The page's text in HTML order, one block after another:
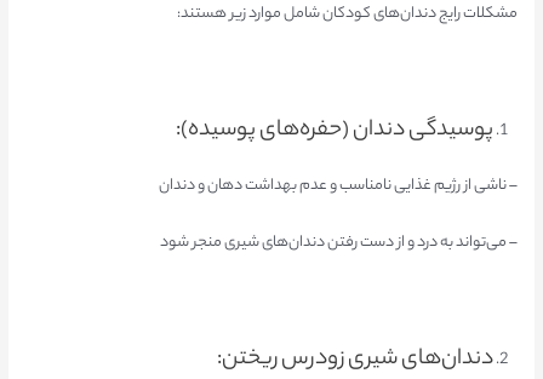
مشکلات رایج دندان‌های کودکان شامل موارد زیر هستند:
پوسیدگی دندان (حفره‌های پوسیده):
– ناشی از رژیم غذایی نامناسب و عدم بهداشت دهان و دندان
– می‌تواند به درد و از دست رفتن دندان‌های شیری منجر شود
دندان‌های شیری زودرس ریختن: